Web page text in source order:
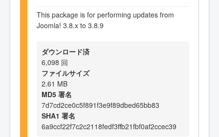
This package is for performing updates from
Joomla! 3.8.x to 3.8.9
ダウンロード済
6,098 回
ファイルサイズ
2.61 MB
MD5 署名
7d7cd2ce0c5f891f3e9f89dbed65bb83
SHA1 署名
6a9ccf22f7c2c2118fedf3ffb21fbf0af2ccec39